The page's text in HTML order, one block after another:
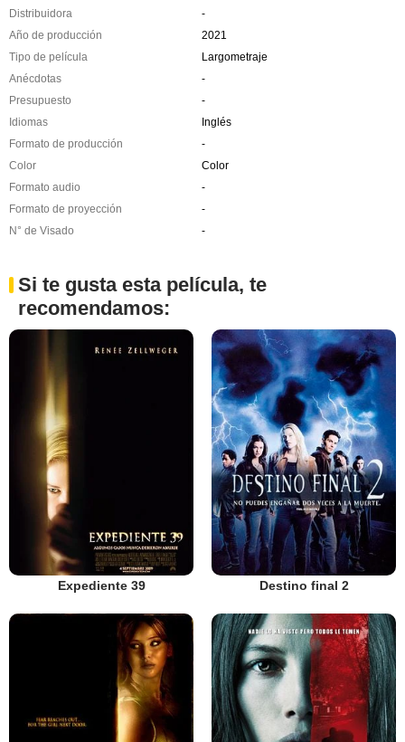
Distribuidora
-
Año de producción
2021
Tipo de película
Largometraje
Anécdotas
-
Presupuesto
-
Idiomas
Inglés
Formato de producción
-
Color
Color
Formato audio
-
Formato de proyección
-
N° de Visado
-
Si te gusta esta película, te
recomendamos:
Expediente 39 Destino final 2